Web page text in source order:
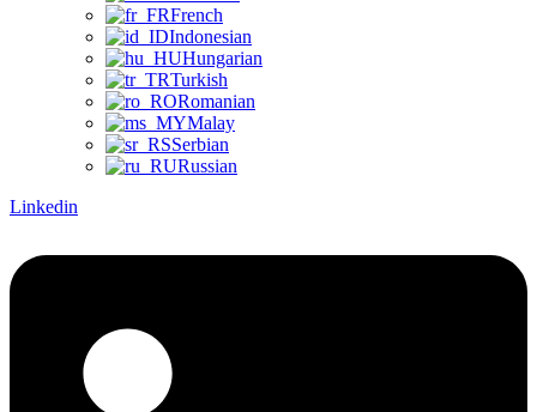
French
Indonesian
Hungarian
Turkish
Romanian
Malay
Serbian
Russian
Linkedin